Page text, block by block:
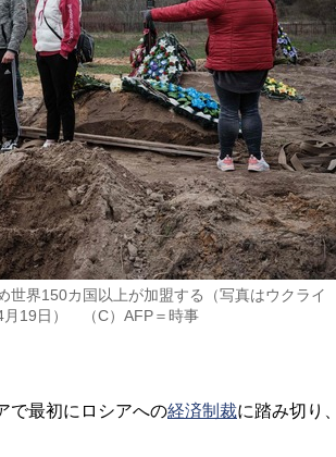
世界150カ国以上が加盟する（写真はウクライ
月19日） （C）AFP＝時事
で最初にロシアへの経済制裁に踏み切り